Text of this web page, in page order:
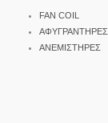
FAN COIL
ΑΦΥΓΡΑΝΤΗΡΕΣ
ΑΝΕΜΙΣΤΗΡΕΣ